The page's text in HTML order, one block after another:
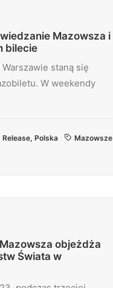
Mazowsza i
bilecie
staną się
W weekendy
Release, Polska Mazowsze
objeżdża
Świata w